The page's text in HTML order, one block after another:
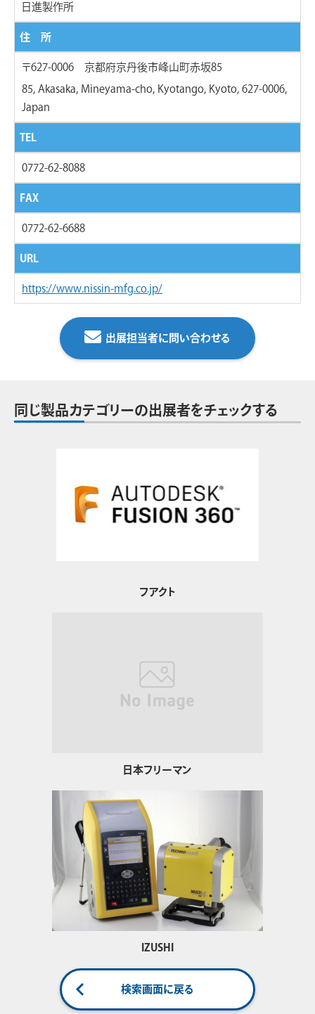
日進製作所
住 所
〒627-0006 京都府京丹後市峰山町赤坂85
85, Akasaka, Mineyama-cho, Kyotango, Kyoto, 627-0006,
Japan
TEL
0772-62-8088
FAX
0772-62-6688
URL
https://www.nissin-mfg.co.jp/
出展担当者に問い合わせる
同じ製品カテゴリーの出展者をチェックする
フアクト
日本フリーマン
IZUSHI
検索画面に戻る